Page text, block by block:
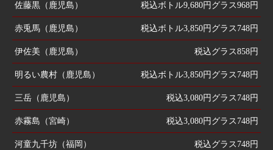
佐藤黒（鹿児島） 税込ボトル9,680円グラス968円
赤兎馬（鹿児島） 税込ボトル3,850円グラス748円
伊佐美（鹿児島） 税込グラス858円
明るい農村（鹿児島） 税込ボトル3,850円グラス748円
三岳（鹿児島） 税込3,080円グラス748円
赤霧島（宮崎） 税込3,080円グラス748円
河童九千坊（福岡） 税込グラス748円